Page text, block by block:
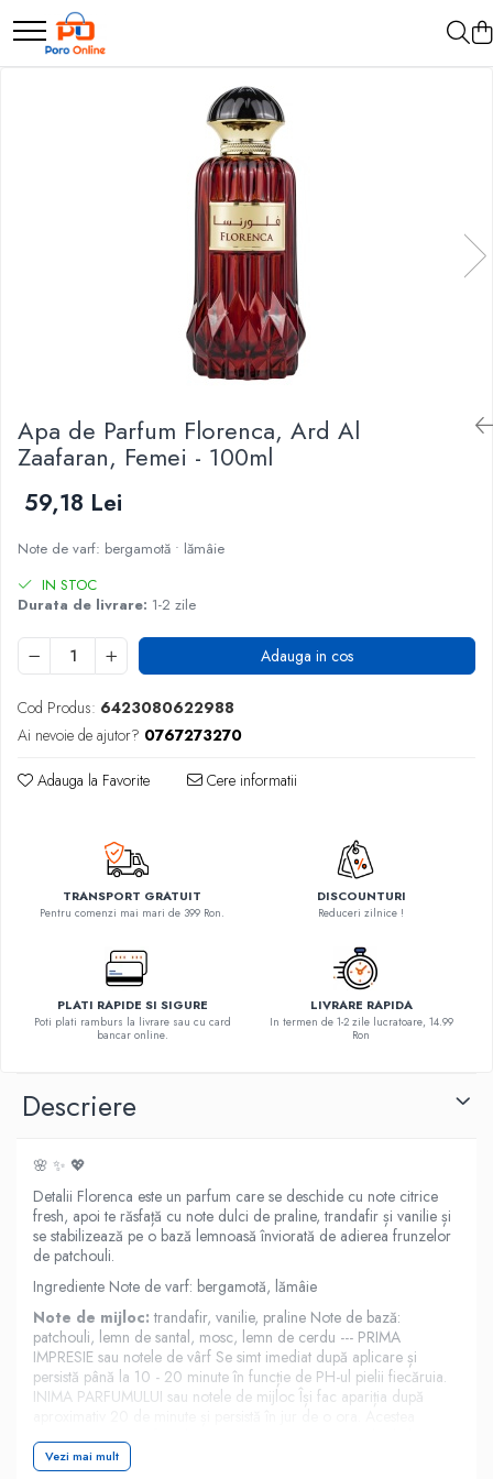
Parfum
Apa de Parfum Florenca, Ard Al
Zaafaran, Femei - 100ml
59,18 Lei
Note de varf: bergamotă • lămâie
IN STOC
Durata de livrare: 1-2 zile
Adauga in cos
Cod Produs: 6423080622988
Ai nevoie de ajutor? 0767273270
Adauga la Favorite Cere informatii
TRANSPORT GRATUIT
Pentru comenzi mai mari de 399 Ron.
DISCOUNTURI
Reduceri zilnice !
PLATI RAPIDE SI SIGURE
Poti plati ramburs la livrare sau cu card
bancar online.
LIVRARE RAPIDA
In termen de 1-2 zile lucratoare, 14.99
Ron
Descriere
🌸 ✨ 💖
Detalii Florenca este un parfum care se deschide cu note citrice
fresh, apoi te răsfață cu note dulci de praline, trandafir și vanilie și
se stabilizează pe o bază lemnoasă înviorată de adierea frunzelor
de patchouli.
Ingrediente Note de varf: bergamotă, lămâie
Note de mijloc: trandafir, vanilie, praline Note de bază:
patchouli, lemn de santal, mosc, lemn de cerdu --- PRIMA
IMPRESIE sau notele de vârf Se simt imediat după aplicare și
persistă până la 10 - 20 minute în funcție de PH-ul pielii fiecăruia.
INIMA PARFUMULUI sau notele de mijloc Își fac apariția după
exprimă esența parfumului. LONGEVITATEA sau notele de bază
Persistă cel mai mult și sunt constituite din esențele de ulei care nu
Vezi mai mult